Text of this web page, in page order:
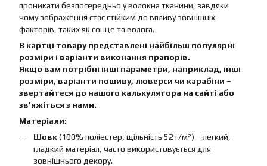
проникати безпосередньо у волокна тканини, завдяки
чому зображення стає стійким до впливу зовнішніх
факторів, таких як сонце та волога.
В картці товару представлені найбільш популярні
розміри і варіанти виконання прапорів.
Якщо вам потрібні інші параметри, наприклад, інші
розміри, варіанти пошиву, люверси чи карабіни –
звертайтеся до нашого калькулятора на сайті або
зв'яжіться з нами.
Матеріали:
Шовк(100% поліестер, щільність 52 г/м²) – легкий,
гладкий матеріал, часто використовується для
зовнішнього декору.